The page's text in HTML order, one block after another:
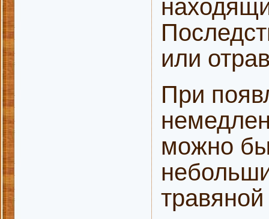
или
При
можно